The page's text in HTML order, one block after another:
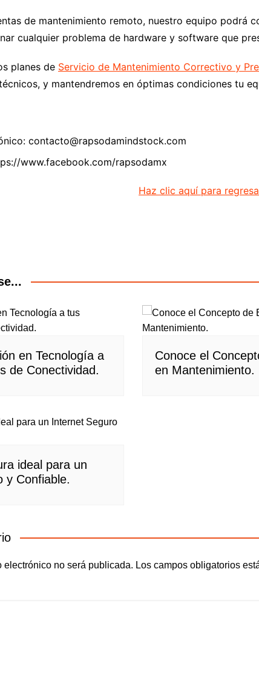
de mantenimiento remoto, nuestro equipo podrá
cualquier problema de hardware y software que
planes de Servicio de Mantenimiento Correctivo y
y mantendremos en óptimas condiciones tu
contacto@rapsodamindstock.com
www.facebook.com/rapsodamx
Haz clic aquí para
en Tecnología a
de Conectividad.
Conoce el
en Mantenimiento.
ideal para un
y Confiable.
electrónico no será publicada. Los campos obligatorios